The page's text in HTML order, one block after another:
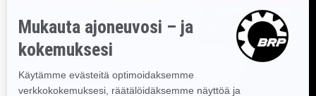
Saat tietää tuoreeltaan uusimmat uutiset,
tapahtumat ja tarjoukset.